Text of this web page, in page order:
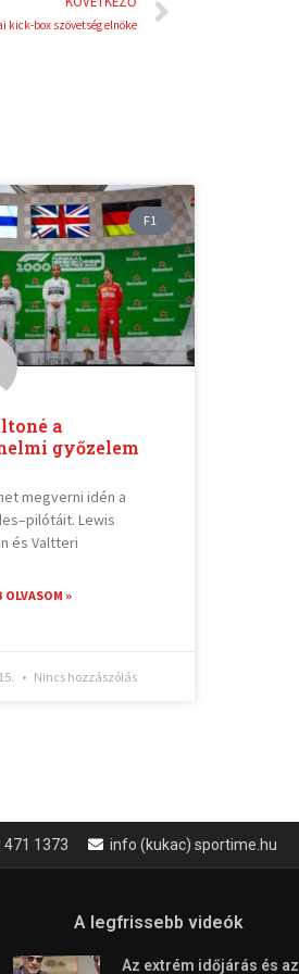
kick-box szövetség elnöke
F1
a
győzelem
megverni idén a
Lewis
és Valtteri
OLVASOM »
Nincs hozzászólás
471 1373 info (kukac) sportime.hu
A legfrissebb videók
Az extrém időjárás és az